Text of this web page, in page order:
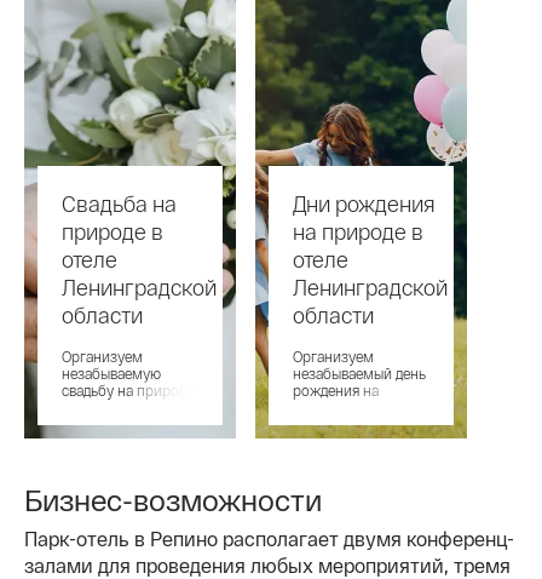
Свадьба на
природе в
отеле
Ленинградской
области
Организуем
незабываемую
свадьбу на природе
под ключ.
Дни рождения
на природе в
отеле
Ленинградской
области
Организуем
незабываемый день
рождения на
Ленобласти под
ключ.
Бизнес-возможности
Парк-отель в Репино располагает двумя конференц-
залами для проведения любых мероприятий, тремя